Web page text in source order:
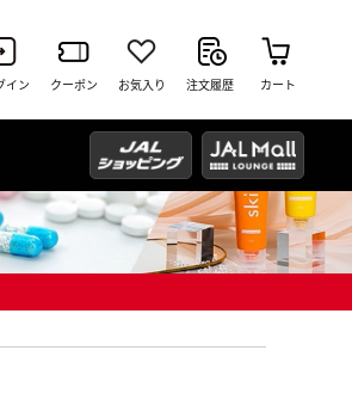
イン クーポン お気入り 注文履歴 カート